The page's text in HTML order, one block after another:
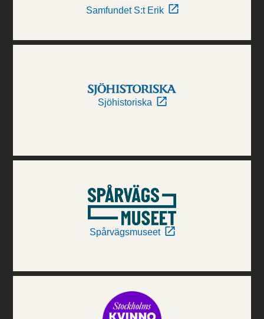
Samfundet S:t Erik
Sjöhistoriska
Spårvägsmuseet